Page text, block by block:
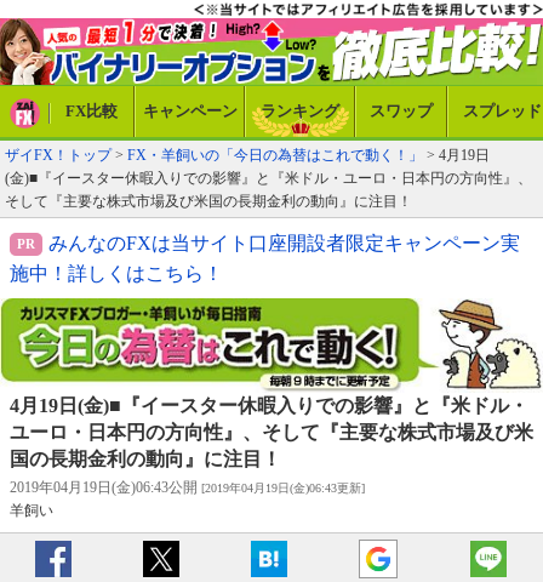
FX比較 キャンペーン ランキング スワップ スプレッド
ザイFX！トップ> FX・羊飼いの「今日の為替はこれで動く！」
> 4月19日
(金)■『イースター休暇入りでの影響』と『米ドル・ユーロ・日本円の方向性』、
そして『主要な株式市場及び米国の長期金利の動向』に注目！
みんなのFXは当サイト口座開設者限定キャンペーン実
施中！詳しくはこちら！
4月19日(金)■『イースター休暇入りでの影響』と『米ドル・
ユーロ・日本円の方向性』、そして『主要な株式市場及び米
国の長期金利の動向』に注目！
2019年04月19日(金)06:43公開 [2019年04月19日(金)06:43更新]
羊飼い